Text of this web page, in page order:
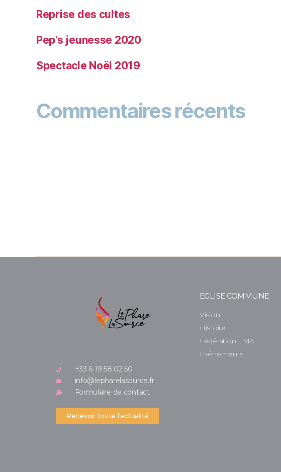
Reprise des cultes
Pep’s jeunesse 2020
Spectacle Noël 2019
Commentaires récents
+33 6 19 58 02 50
info@lepharelasource.fr
Formulaire de contact
Recevoir toute l'actualité
EGLISE COMMUNE
Vision
Histoire
Fédération EMA
Événements